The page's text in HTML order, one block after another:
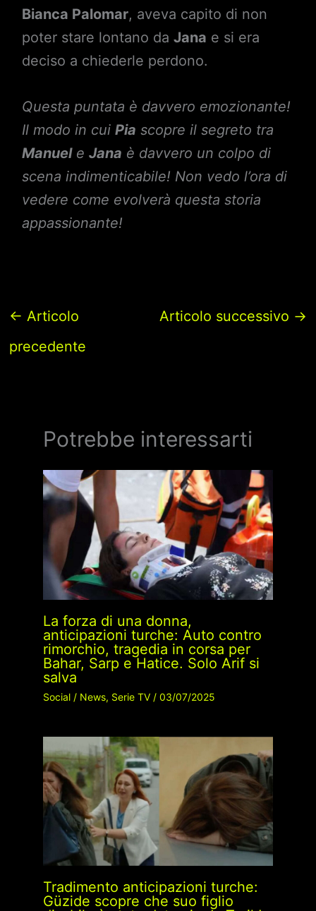
Bianca Palomar, aveva capito di non
poter stare lontano da Jana e si era
deciso a chiederle perdono.
Questa puntata è davvero emozionante!
Il modo in cui Pia scopre il segreto tra
Manuele Jana è davvero un colpo di
scena indimenticabile! Non vedo l’ora di
vedere come evolverà questa storia
appassionante!
← Articolo
precedente
Articolo successivo →
Potrebbe interessarti
La forza di una donna,
anticipazioni turche: Auto contro
rimorchio, tragedia in corsa per
Bahar, Sarp e Hatice. Solo Arif si
salva
Social/ News, Serie TV/ 03/07/2025
Tradimento anticipazioni turche:
Güzide scopre che suo figlio